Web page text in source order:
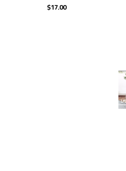
Rated
$17.00